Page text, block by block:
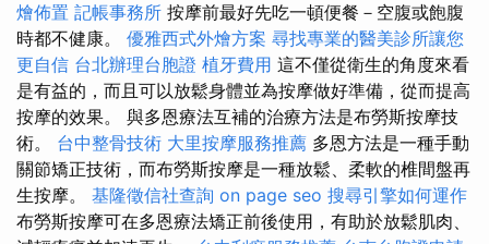
燴佈置 記帳事務所 按摩前最好先吃一頓便餐－空腹或飽腹
時都不健康。 優雅西式外燴方案 尋找專業的醫美診所讓您
更自信 台北辦理台胞證 植牙費用 這不僅從衛生的角度來看
是有益的，而且可以放鬆身體並為按摩做好準備，從而提高
按摩的效果。 與多恩療法互補的治療方法是布勞斯按摩技
術。 台中整骨技術 大里按摩服務推薦 多恩方法是一種手動
關節矯正技術，而布勞斯按摩是一種放鬆、柔軟的椎間盤再
生按摩。 基隆徵信社查詢 on page seo 搜尋引擎如何運作
布勞斯按摩可在多恩療法矯正前後使用，有助於放鬆肌肉、